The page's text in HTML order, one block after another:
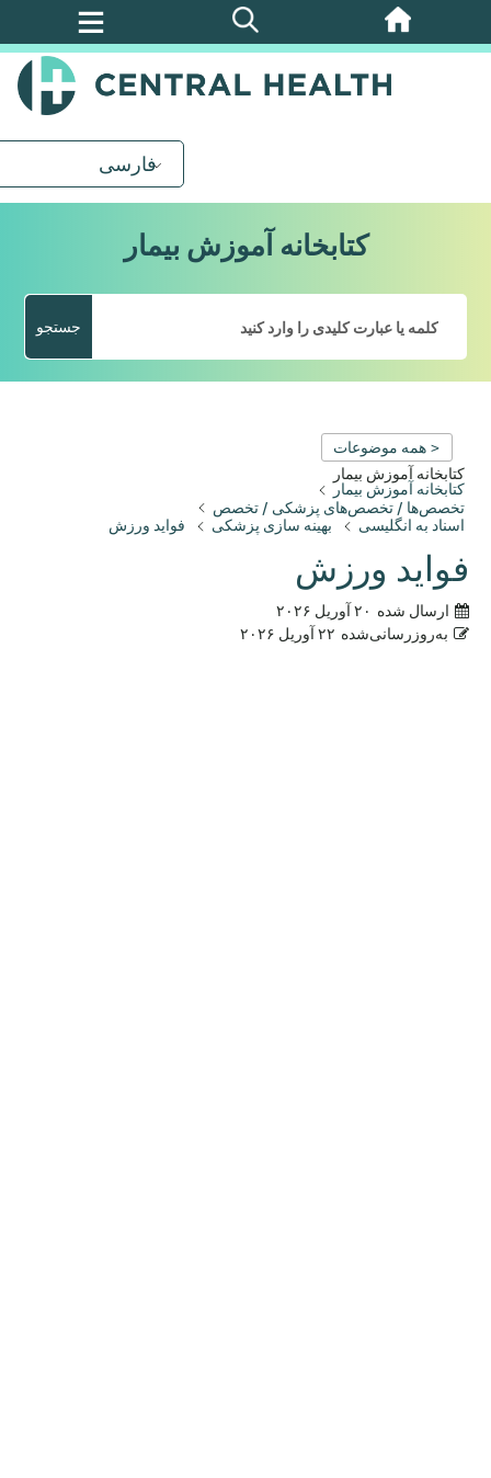
پرش
فارسی
کتابخانه آموزش بیمار
جستجو
< همه موضوعات
کتابخانه آموزش بیمار
کتابخانه آموزش بیمار
تخصص‌ها / تخصص‌های پزشکی / تخصص
اسناد به انگلیسی
بهینه سازی پزشکی فواید ورزش
فواید ورزش
ارسال شده ۲۰ آوریل ۲۰۲۶
به‌روزرسانی‌شده ۲۲ آوریل ۲۰۲۶